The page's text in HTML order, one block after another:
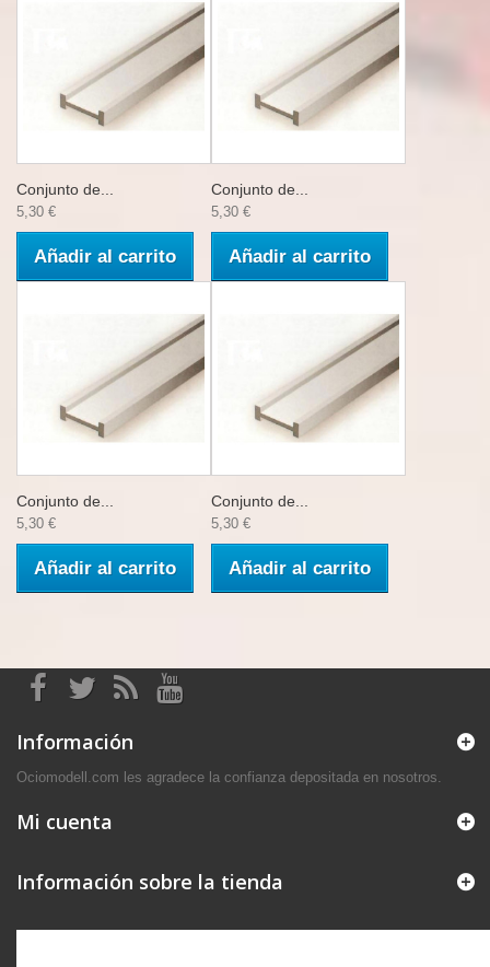
Conjunto de...
5,30 €
Añadir al carrito
Conjunto de...
5,30 €
Añadir al carrito
Conjunto de...
5,30 €
Añadir al carrito
Conjunto de...
5,30 €
Añadir al carrito
Información
Ociomodell.com les agradece la confianza depositada en nosotros.
Mi cuenta
Información sobre la tienda